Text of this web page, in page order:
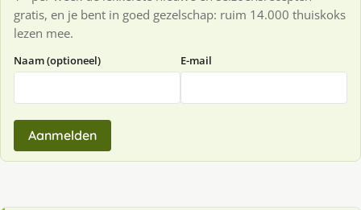
gratis, en je bent in goed gezelschap: ruim 14.000 thuiskoks
lezen mee.
Naam (optioneel) E-mail
Aanmelden